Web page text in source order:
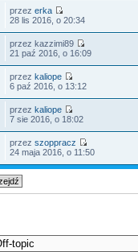
przez erka
28 lis 2016, o 20:34
przez kazzimi89
21 paź 2016, o 16:09
przez kaliope
6 paź 2016, o 13:12
przez kaliope
7 sie 2016, o 18:02
przez szoppracz
24 maja 2016, o 11:50